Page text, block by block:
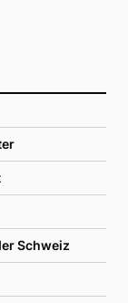
Schweiz